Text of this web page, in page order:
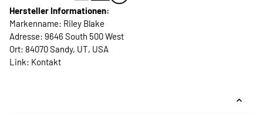
Hersteller Informationen:
Markenname: Riley Blake
Adresse: 9646 South 500 West
Ort: 84070 Sandy, UT, USA
Link: Kontakt